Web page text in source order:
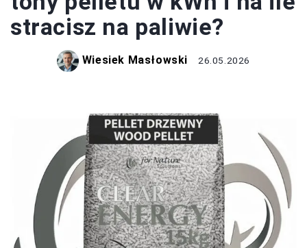
stracisz na paliwie?
Wiesiek Masłowski 26.05.2026